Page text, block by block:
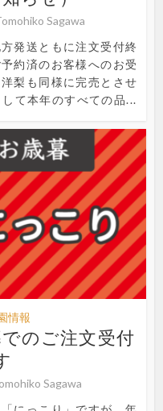
Sagawa
発送ともに注文受付終
約済のお客様へのお受
梨も同様に完売とさせ
て本年のすべての品...
情報
のご注文受付
Sagawa